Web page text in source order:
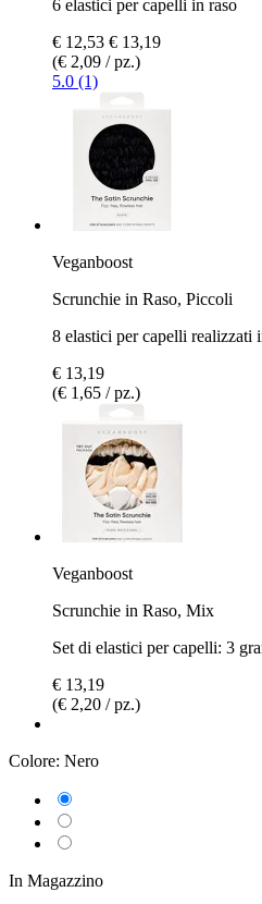
6 elastici per capelli in raso
€ 12,53 € 13,19
(€ 2,09 / pz.)
5.0 (1)
Veganboost
Scrunchie in Raso, Piccoli
8 elastici per capelli realizzati
€ 13,19
(€ 1,65 / pz.)
Veganboost
Scrunchie in Raso, Mix
Set di elastici per capelli: 3
€ 13,19
(€ 2,20 / pz.)
Colore: Nero
In Magazzino